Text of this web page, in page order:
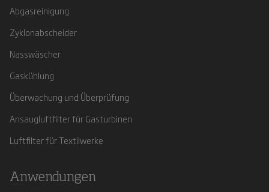
Abgasreinigung
Zyklonabscheider
Nasswäscher
Gaskühlung
Überwachung und Überprüfung
Ansaugluftfilter für Gasturbinen
Luftfilter für Textilwerke
Anwendungen